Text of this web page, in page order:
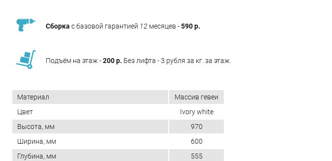
Сборка с базовой гарантией 12 месяцев -590 р.
Подъём на этаж -200 р. Без лифта - 3 рубля за кг. за этаж.
Материал
Массив гевеи
Цвет
Ivory white
Высота, мм
970
Ширина, мм
600
Глубина, мм
555